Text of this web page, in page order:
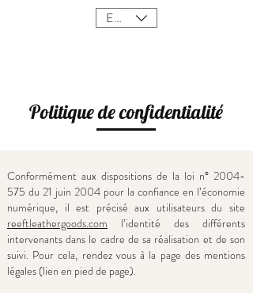
EUR (€)
Politique de confidentialité
Conformément aux dispositions de la loi n° 2004-
575 du 21 juin 2004 pour la confiance en l’économie
numérique, il est précisé aux utilisateurs du site
reeftleathergoods.com l’identité des différents
intervenants dans le cadre de sa réalisation et de son
suivi. Pour cela, rendez vous à la page des mentions
légales (lien en pied de page).